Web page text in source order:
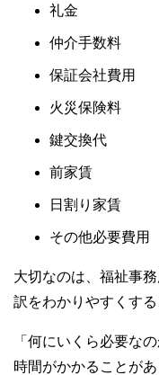
礼金
仲介手数料
保証会社費用
火災保険料
鍵交換代
前家賃
日割り家賃
その他必要費用
大切なのは、福祉事
訳をわかりやすくする
「何にいくら必要な
時間がかかることがあ